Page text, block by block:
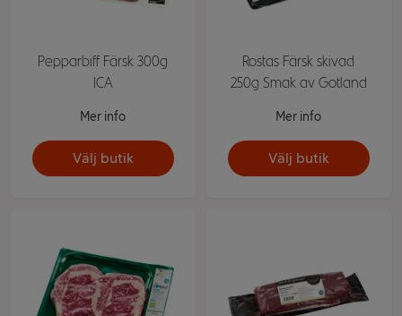
Pepparbiff Färsk 300g
ICA
Mer info
Välj butik
Rostas Färsk skivad
250g Smak av Gotland
Mer info
Välj butik